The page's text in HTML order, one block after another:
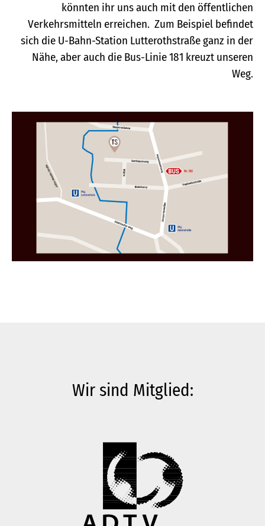
könnten ihr uns auch mit den öffentlichen
Verkehrsmitteln erreichen. Zum Beispiel befindet
sich die U-Bahn-Station Lutterothstraße ganz in der
Nähe, aber auch die Bus-Linie 181 kreuzt unseren
Weg.
Wir sind Mitglied: